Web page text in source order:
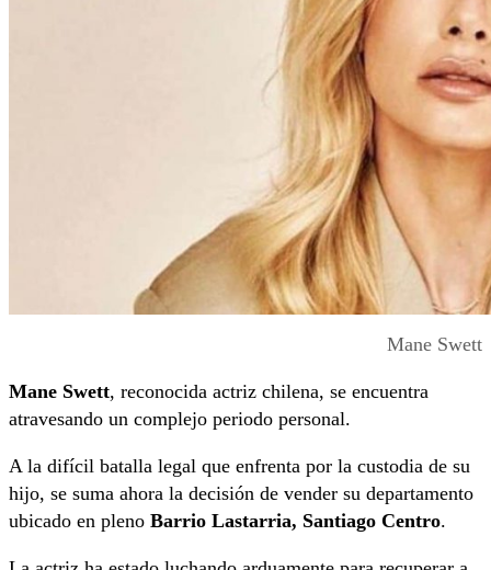
Mane Swett
Mane Swett, reconocida actriz chilena, se encuentra
atravesando un complejo periodo personal.
A la difícil batalla legal que enfrenta por la custodia de su
hijo, se suma ahora la decisión de vender su departamento
ubicado en pleno Barrio Lastarria, Santiago Centro.